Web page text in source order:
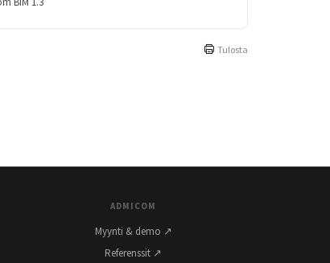
Tulosta
ADMICOM
Myynti & demo ↗
Referenssit ↗